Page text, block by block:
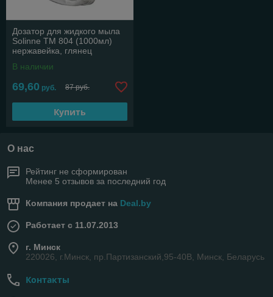
Дозатор для жидкого мыла
Solinne ТМ 804 (1000мл)
нержавейка, глянец
В наличии
69,60 руб. 87 руб.
Купить
О нас
Рейтинг не сформирован
Менее 5 отзывов за последний год
Компания продает на Deal.by
Работает с 11.07.2013
г. Минск
220026, г.Минск, пр.Партизанский,95-40В, Минск, Беларусь
Контакты